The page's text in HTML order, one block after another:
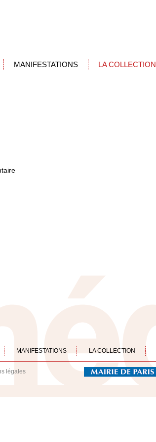
MANIFESTATIONS LA COLLECTION
MANIFESTATIONS LA COLLECTION
légales